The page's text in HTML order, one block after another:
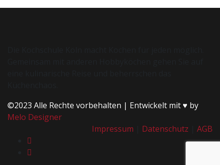
©2023 Alle Rechte vorbehalten | Entwickelt mit ♥ by
Melo Designer
Impressum
Datenschutz AGB